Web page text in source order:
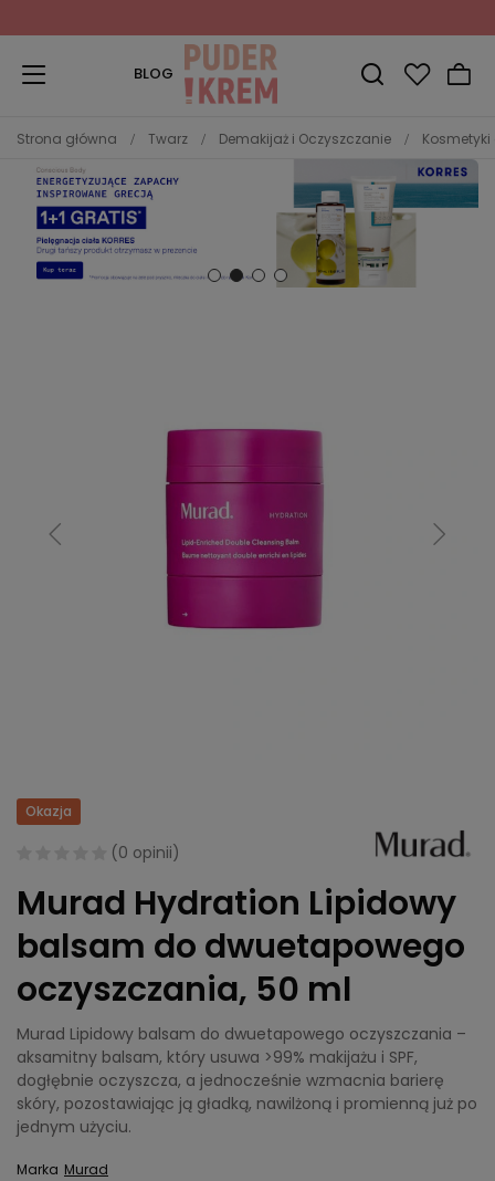
BLOG
Strona główna Twarz Demakijaż i Oczyszczanie
Okazja
(0 opinii)
Murad Hydration Lipidowy
balsam do dwuetapowego
oczyszczania, 50 ml
Murad Lipidowy balsam do dwuetapowego oczyszczania –
aksamitny balsam, który usuwa >99% makijażu i SPF,
dogłębnie oczyszcza, a jednocześnie wzmacnia barierę
skóry, pozostawiając ją gładką, nawilżoną i promienną już po
jednym użyciu.
Marka Murad